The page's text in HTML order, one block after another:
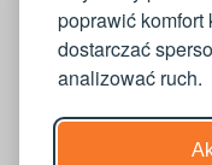
poprawić komfort
dostarczać
analizować ruch.